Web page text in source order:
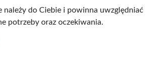
należy do Ciebie i powinna uwzględniać
potrzeby oraz oczekiwania.